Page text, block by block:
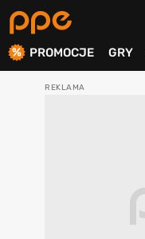
PROMOCJE GRY